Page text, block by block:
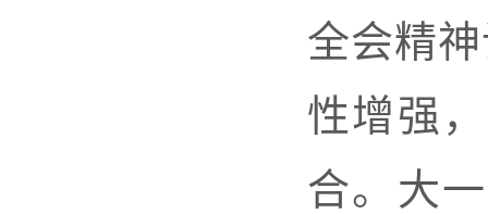
全会精
性增强
合。大